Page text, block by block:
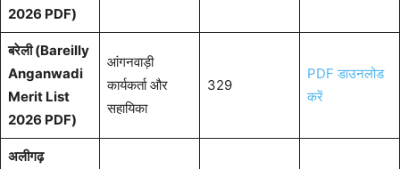
2026 PDF)
बरेली (Bareilly
Anganwadi
Merit List
2026 PDF)
आंगनवाड़ी
कार्यकर्ता और
सहायिका
329
PDF डाउनलोड
करें
अलीगढ़